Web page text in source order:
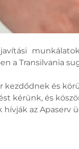
a Transilvania
kezdődnek és
kérünk, és
az Apaserv